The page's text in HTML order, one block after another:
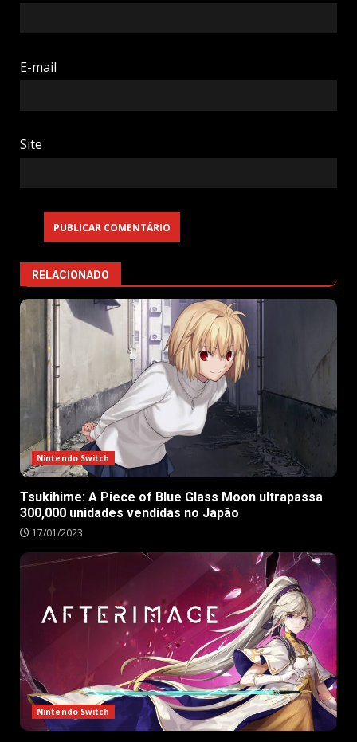
E-mail
Site
RELACIONADO
Nintendo Switch
Tsukihime: A Piece of Blue Glass Moon ultrapassa
300,000 unidades vendidas no Japão
17/01/2023
Nintendo Switch